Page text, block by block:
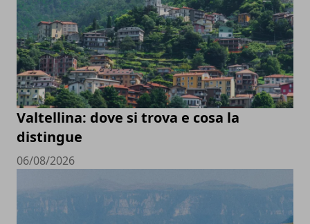
Valtellina: dove si trova e cosa la
distingue
06/08/2026